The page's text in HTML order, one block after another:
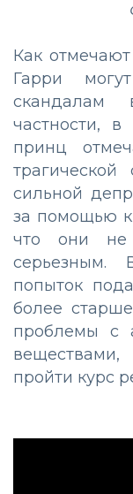
Как
Гарри
скандалам
частности,
принц
сильной
за помощью к
что они не
серьезным.
попыток
более
проблемы с
пройти курс